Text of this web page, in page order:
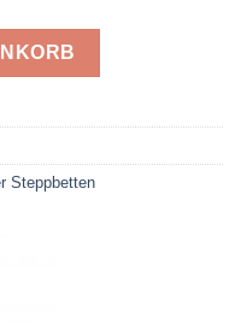
Steppbetten